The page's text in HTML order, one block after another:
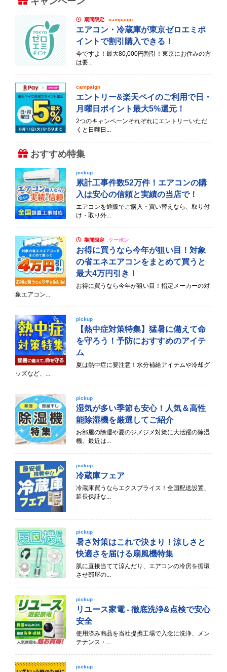
期間限定 campaign
エアコン・冷蔵庫が東京ゼロエミポ
イントで割引購入できる！
今ですよ！最大80,000円割引！東京にお住みの方
は要...
campaign
エントリー&楽天ペイのご利用で日・
月曜日ポイント最大5%還元！
2つのキャンペーンそれぞれにエントリーいただ
くと日曜日...
おすすめ特集
pickup
累計工事件数52万件！エアコンの購
入は安心の信頼と実績の当店で！
エアコンを通販でご購入・買い替えなら、取り付
け・取り外...
期間限定 クーポン
お得に買うなら今年が狙い目！対象
の省エネエアコンをまとめて買うと
最大4万円引き！
お得に買うなら今年が狙い目！指定メーカーの対
象エアコン...
pickup
【熱中症対策特集】猛暑に備えて命
を守ろう！予防におすすめのアイテ
ム
夏は熱中症に要注意！水分補給アイテムや冷却グ
ッズなど、...
pickup
湿気が多い季節も安心！人気＆高性
能除湿機を厳選してご紹介
お部屋の除湿や夏のジメジメ対策に大活躍の除湿
機。最近は...
pickup
冷蔵庫フェア
冷蔵庫買うならエクスプライス！全国配送設置、
延長保証な...
pickup
暑さ対策はこれで決まり！涼しさと
快適さを届ける扇風機特集
肌に直接当てて涼んだり、エアコンの冷房を循環
させ部屋の...
pickup
リユース家電 - 徹底洗浄&点検で安心
安全
使用済み商品を当社提携工場で入念に洗浄、メン
テナンス・...
pickup